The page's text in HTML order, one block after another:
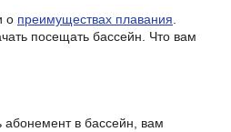
о преимуществах плавания
посещать бассейн. Что вам
абонемент в бассейн, вам